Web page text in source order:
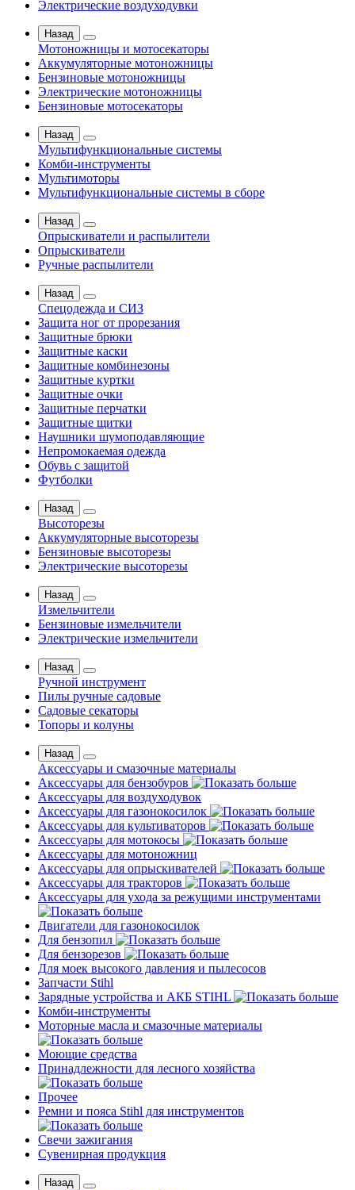
Электрические воздуходувки
Назад
Мотоножницы и мотосекаторы
Аккумуляторные мотоножницы
Бензиновые мотоножницы
Электрические мотоножницы
Бензиновые мотосекаторы
Назад
Мультифункциональные системы
Комби-инструменты
Мультимоторы
Мультифункциональные системы в сборе
Назад
Опрыскиватели и распылители
Опрыскиватели
Ручные распылители
Назад
Спецодежда и СИЗ
Защита ног от прорезания
Защитные брюки
Защитные каски
Защитные комбинезоны
Защитные куртки
Защитные очки
Защитные перчатки
Защитные щитки
Наушники шумоподавляющие
Непромокаемая одежда
Обувь с защитой
Футболки
Назад
Высоторезы
Аккумуляторные высоторезы
Бензиновые высоторезы
Электрические высоторезы
Назад
Измельчители
Бензиновые измельчители
Электрические измельчители
Назад
Ручной инструмент
Пилы ручные садовые
Садовые секаторы
Топоры и колуны
Назад
Аксессуары и смазочные материалы
Аксессуары для бензобуров
Аксессуары для воздуходувок
Аксессуары для газонокосилок
Аксессуары для культиваторов
Аксессуары для мотокосы
Аксессуары для мотоножниц
Аксессуары для опрыскивателей
Аксессуары для тракторов
Аксессуары для ухода за режущими инструментами
Двигатели для газонокосилок
Для бензопил
Для бензорезов
Для моек высокого давления и пылесосов
Запчасти Stihl
Зарядные устройства и АКБ STIHL
Комби-инструменты
Моторные масла и смазочные материалы
Моющие средства
Принадлежности для лесного хозяйства
Прочее
Ремни и пояса Stihl для инструментов
Свечи зажигания
Сувенирная продукция
Назад